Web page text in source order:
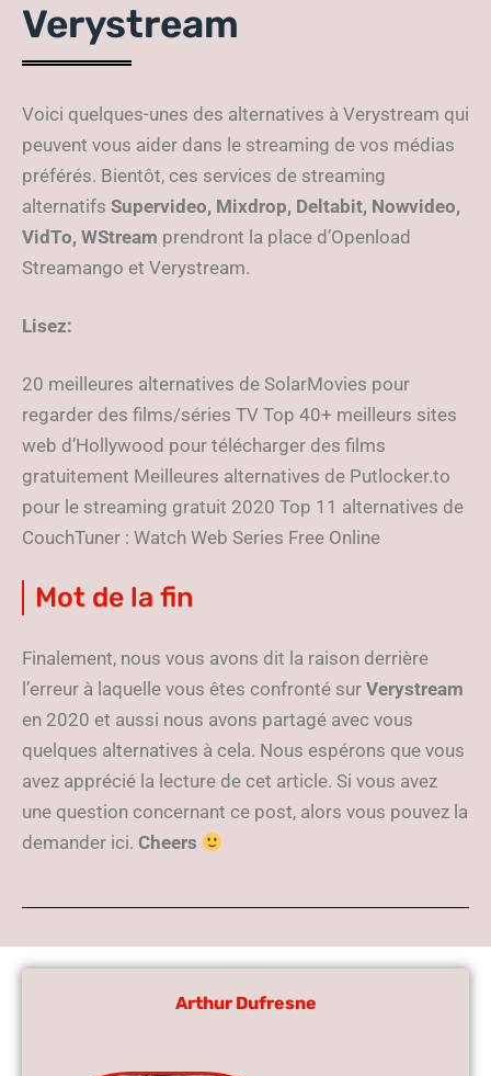
Verystream
Voici quelques-unes des alternatives à Verystream qui
peuvent vous aider dans le streaming de vos médias
préférés. Bientôt, ces services de streaming
alternatifs Supervideo, Mixdrop, Deltabit, Nowvideo,
VidTo, WStream prendront la place d’Openload
Streamango et Verystream.
Lisez:
20 meilleures alternatives de SolarMovies pour
regarder des films/séries TV Top 40+ meilleurs sites
web d’Hollywood pour télécharger des films
gratuitement Meilleures alternatives de Putlocker.to
pour le streaming gratuit 2020 Top 11 alternatives de
CouchTuner : Watch Web Series Free Online
Mot de la fin
Finalement, nous vous avons dit la raison derrière
l’erreur à laquelle vous êtes confronté sur Verystream
en 2020 et aussi nous avons partagé avec vous
quelques alternatives à cela. Nous espérons que vous
avez apprécié la lecture de cet article. Si vous avez
une question concernant ce post, alors vous pouvez la
demander ici. Cheers
Arthur Dufresne